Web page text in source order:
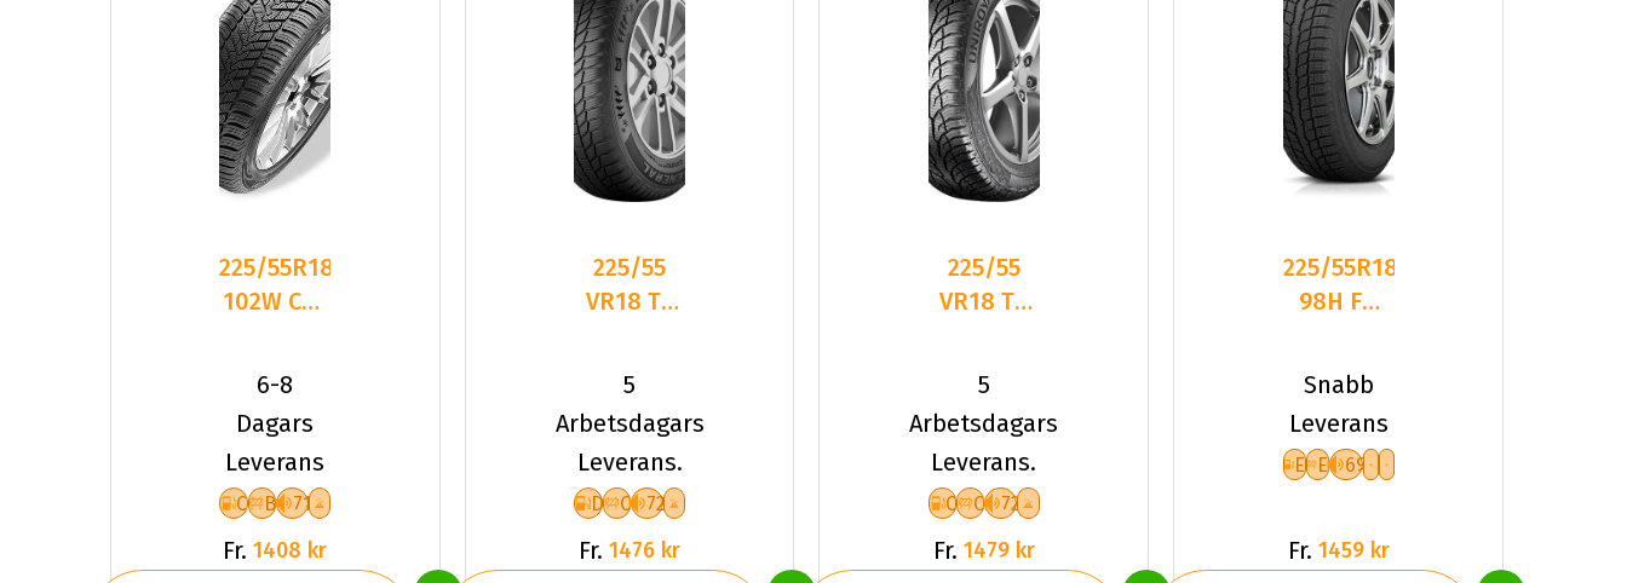
225/55R18
102W CST
ACP1 XL
Fr
6-8
Dagars
Leverans
C B 71
Fr. 1408 kr
225/55
VR18 TL
SNOW
GRABBER
PLUS XL
5
Arbetsdagars
Leverans.
D C 72
Fr. 1476 kr
225/55
VR18 TL
ALL
SEASON
EXPERT 2
XL
5
Arbetsdagars
Leverans.
C C 72
Fr. 1479 kr
225/55R18
98H FR
OBSERVE
GSI-6 LS
Snabb
Leverans
E E 69
Fr. 1459 kr